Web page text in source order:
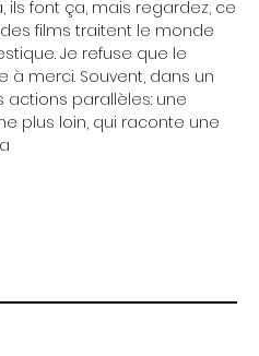
ils font ça, mais regardez, ce
films traitent le monde
Je refuse que le
à merci. Souvent, dans un
parallèles: une
plus loin, qui raconte une